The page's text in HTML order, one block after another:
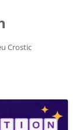
Crostic